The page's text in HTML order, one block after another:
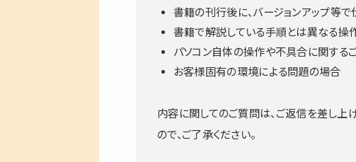
書籍の刊行後に、バージョンアップ等
書籍で解説している手順とは異なる操
パソコン自体の操作や不具合に関する
お客様固有の環境による問題の場合
内容に関してのご質問は、ご返信を差し
ので、ご了承ください。